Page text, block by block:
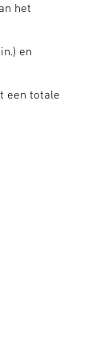
het
en
een totale